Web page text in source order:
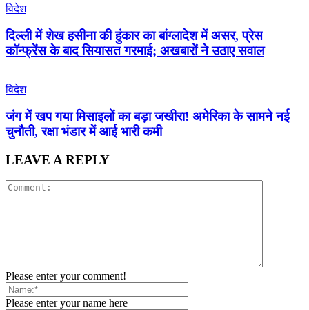
विदेश
दिल्ली में शेख हसीना की हुंकार का बांग्लादेश में असर, प्रेस
कॉन्फ्रेंस के बाद सियासत गरमाई; अखबारों ने उठाए सवाल
विदेश
जंग में खप गया मिसाइलों का बड़ा जखीरा! अमेरिका के सामने नई
चुनौती, रक्षा भंडार में आई भारी कमी
LEAVE A REPLY
Please enter your comment!
Please enter your name here